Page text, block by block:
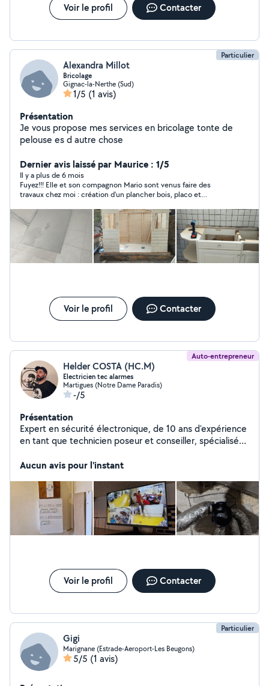
Voir le profil Contacter
Particulier
Alexandra Millot
Bricolage
Gignac-la-Nerthe (Sud)
1/5 (1 avis)
Présentation
Je vous propose mes services en bricolage tonte de
pelouse es d autre chose
Dernier avis laissé par Maurice : 1/5
Il y a plus de 6 mois
Fuyez!!! Elle et son compagnon Mario sont venus faire des
travaux chez moi : création d'un plancher bois, placo et
très mal posés qui bougent et pour la peinture... cela n'a jamais
été fait. Ils sont partis sans finir le chantier et en prenant un
maximum d'acomptes en espèces bien sûr.Des escrocs sans
scrupules qui m'ont fait un travail immonde.
Voir le profil Contacter
Auto-entrepreneur
Helder COSTA (HC.M)
Electricien tec alarmes
Martigues (Notre Dame Paradis)
-/5
Présentation
Expert en sécurité électronique, de 10 ans d'expérience
en tant que technicien poseur et conseiller, spécialisé
passionné, chaque mission est un défi, et la réussite une
Aucun avis pour l'instant
Voir le profil Contacter
Particulier
Gigi
Marignane (Estrade-Aeroport-Les Beugons)
5/5 (1 avis)